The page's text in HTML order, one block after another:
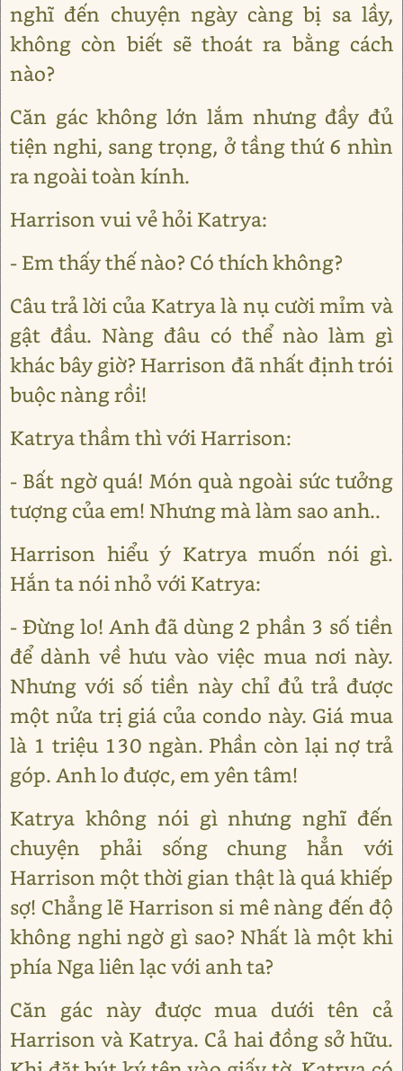
nghĩ đến chuyện ngày càng bị sa lầy,
không còn biết sẽ thoát ra bằng cách
nào?
Căn gác không lớn lắm nhưng đầy đủ
tiện nghi, sang trọng, ở tầng thứ 6 nhìn
ra ngoài toàn kính.
Harrison vui vẻ hỏi Katrya:
- Em thấy thế nào? Có thích không?
Câu trả lời của Katrya là nụ cười mỉm và
gật đầu. Nàng đâu có thể nào làm gì
khác bây giờ? Harrison đã nhất định trói
buộc nàng rồi!
Katrya thầm thì với Harrison:
- Bất ngờ quá! Món quà ngoài sức tưởng
tượng của em! Nhưng mà làm sao anh..
Harrison hiểu ý Katrya muốn nói gì.
Hắn ta nói nhỏ với Katrya:
- Đừng lo! Anh đã dùng 2 phần 3 số tiền
để dành về hưu vào việc mua nơi này.
Nhưng với số tiền này chỉ đủ trả được
một nửa trị giá của condo này. Giá mua
là 1 triệu 130 ngàn. Phần còn lại nợ trả
góp. Anh lo được, em yên tâm!
Katrya không nói gì nhưng nghĩ đến
chuyện phải sống chung hẳn với
Harrison một thời gian thật là quá khiếp
sợ! Chẳng lẽ Harrison si mê nàng đến độ
không nghi ngờ gì sao? Nhất là một khi
phía Nga liên lạc với anh ta?
Căn gác này được mua dưới tên cả
Harrison và Katrya. Cả hai đồng sở hữu.